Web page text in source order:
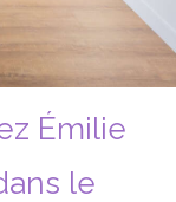
Émilie
le